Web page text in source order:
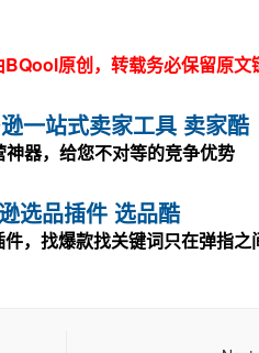
原创，转载务必保留原文
一站式卖家工具 卖家酷
器，给您不对等的竞争优势
选品插件 选品酷
，找爆款找关键词只在弹指之